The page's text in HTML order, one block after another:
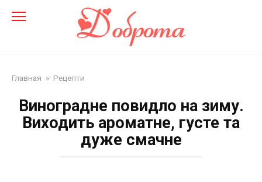
Главная » Рецепти
Виноградне повидло на зиму.
Виходить ароматне, густе та
дуже смачне